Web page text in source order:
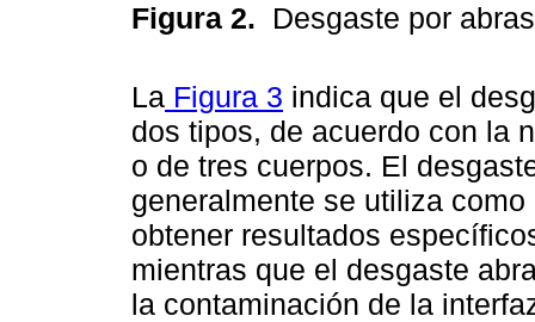
Figura 2. Desgaste por
La Figura 3 indica que el
dos tipos, de acuerdo con la
o de tres cuerpos. El
generalmente se utiliza
obtener resultados
mientras que el desgaste
la contaminación de la